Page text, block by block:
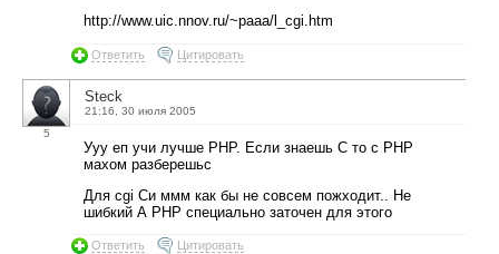
http://www.uic.nnov.ru/~paaa/l_cgi.htm
Ответить Цитировать
5
Steck
21:16, 30 июля 2005
Ууу еп учи лучше PHP. Если знаешь C то с PHP
махом разберешьс
Для cgi Си ммм как бы не совсем пожходит.. Не
шибкий А PHP специально заточен для этого
Ответить Цитировать